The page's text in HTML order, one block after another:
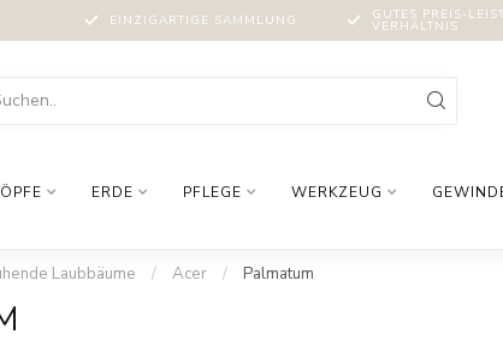
EINZIGARTIGE SAMMLUNG GUTES PREIS-
VERHÄLTNIS
ERDE PFLEGE WERKZEUG
Laubbäume / Acer / Palmatum